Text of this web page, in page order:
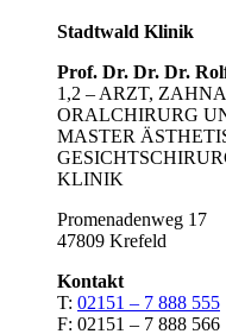
Stadtwald Klinik
Prof. Dr. Dr. Dr.
1,2 – ARZT,
ORALCHIRURG
MASTER
KLINIK
Promenadenweg 17
47809 Krefeld
Kontakt
T: 02151 – 7 888 555
F: 02151 – 7 888 566